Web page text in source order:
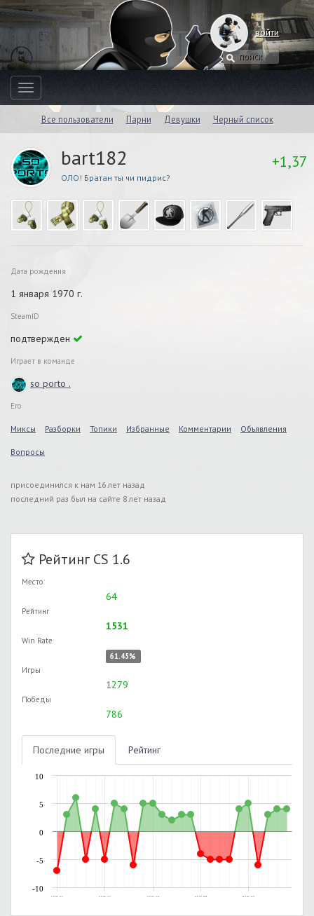
войти
Toggle
navigation
Все пользователи Парни Девушки Черный список
bart182
ОЛО! Братан ты чи пидрис?
+1,37
Дата рождения
1 января 1970 г.
SteamID
подтвержден
Играет в команде
so porto .
Его
Миксы Разборки Топики Избранные Комментарии Объявления
Вопросы
присоединился к нам 16 лет назад
последний раз был на сайте 8 лет назад
Рейтинг CS 1.6
Место
64
Рейтинг
1531
Win Rate
61.45%
Игры
1279
Победы
786
Последние игры Рейтинг
17.07.2017, 23:17 21.07.2017, 16:17 21.07.2017, 21:03 22.07.2017, 20:49 08.11.2017, 20:57
-10
-5
0
5
10